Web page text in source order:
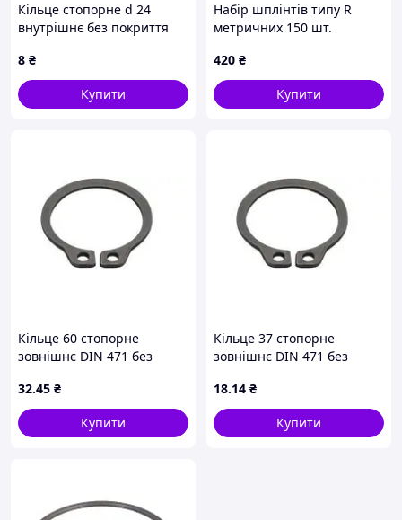
Кільце стопорне d 24
внутрішнє без покриття
8 ₴
Купити
Набір шплінтів типу R
метричних 150 шт.
різновидів шплінтів в
одному наборі)
420 ₴
Купити
Кільце 60 стопорне
зовнішнє DIN 471 без
32.45 ₴
Купити
Кільце 37 стопорне
зовнішнє DIN 471 без
18.14 ₴
Купити